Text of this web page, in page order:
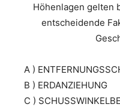
Höhenlagen gelten
entscheidende
A )
B ) ERDANZIEHUNG
C )